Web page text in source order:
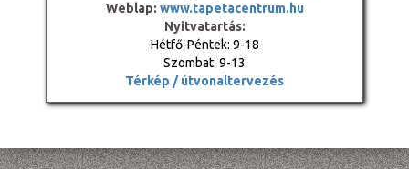
Weblap: www.tapetacentrum.hu
Nyitvatartás:
Hétfő-Péntek: 9-18
Szombat: 9-13
Térkép / útvonaltervezés